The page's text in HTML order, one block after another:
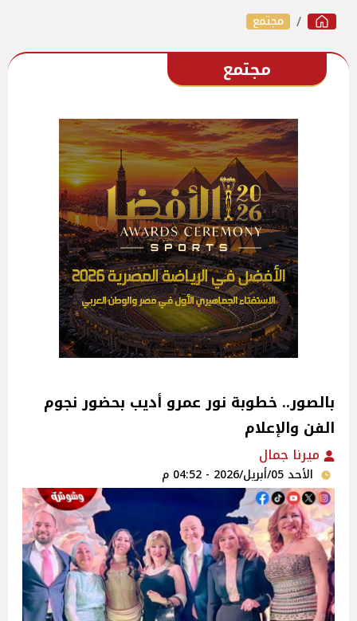
مجتمع
مجتمع
بالصور.. خطوبة نور عمرو أديب بحضور نجوم
الفن والإعلام
ميرنا جمال
الأحد 05/أبريل/2026 - 04:52 م